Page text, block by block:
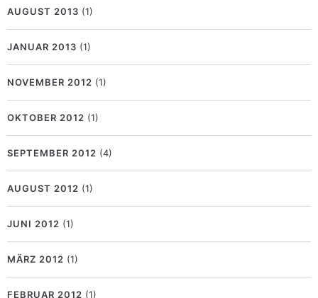
AUGUST 2013 (1)
JANUAR 2013 (1)
NOVEMBER 2012 (1)
OKTOBER 2012 (1)
SEPTEMBER 2012 (4)
AUGUST 2012 (1)
JUNI 2012 (1)
MÄRZ 2012 (1)
FEBRUAR 2012 (1)